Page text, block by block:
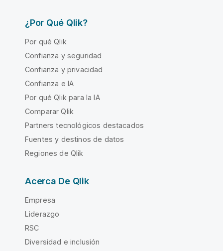
¿Por Qué Qlik?
Por qué Qlik
Confianza y seguridad
Confianza y privacidad
Confianza e IA
Por qué Qlik para la IA
Comparar Qlik
Partners tecnológicos destacados
Fuentes y destinos de datos
Regiones de Qlik
Acerca De Qlik
Empresa
Liderazgo
RSC
Diversidad e inclusión